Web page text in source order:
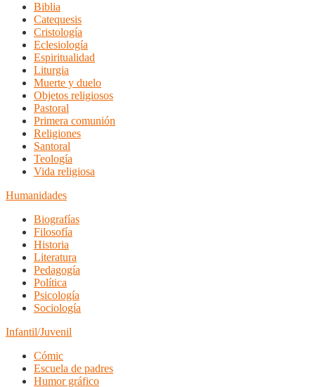
Biblia
Catequesis
Cristología
Eclesiología
Espiritualidad
Liturgia
Muerte y duelo
Objetos religiosos
Pastoral
Primera comunión
Religiones
Santoral
Teología
Vida religiosa
Humanidades
Biografías
Filosofía
Historia
Literatura
Pedagogía
Política
Psicología
Sociología
Infantil/Juvenil
Cómic
Escuela de padres
Humor gráfico